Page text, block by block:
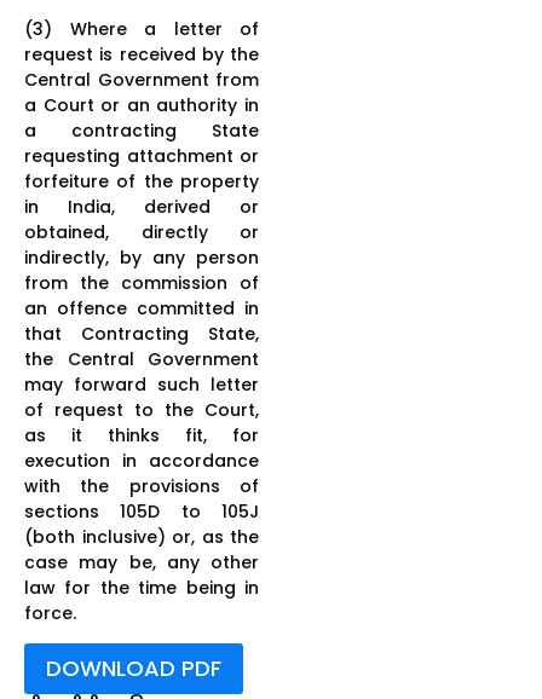
(3) Where a letter of
request is received by the
Central Government from
a Court or an authority in
a contracting State
requesting attachment or
forfeiture of the property
in India, derived or
obtained, directly or
indirectly, by any person
from the commission of
an offence committed in
that Contracting State,
the Central Government
may forward such letter
of request to the Court,
as it thinks fit, for
execution in accordance
with the provisions of
sections 105D to 105J
(both inclusive) or, as the
case may be, any other
law for the time being in
force.
DOWNLOAD PDF